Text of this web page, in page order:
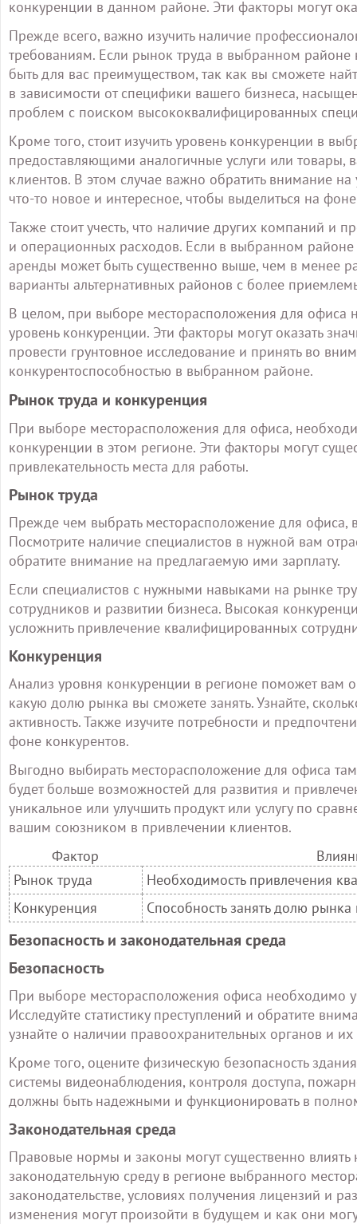
конкуренции в данном районе. Эти факторы могут
Прежде всего, важно изучить наличие
требованиям. Если рынок труда в выбранном
быть для вас преимуществом, так как вы сможете
в зависимости от специфики вашего бизнеса,
проблем с поиском высококвалифицированных
Кроме того, стоит изучить уровень конкуренции в
предоставляющими аналогичные услуги или товары,
клиентов. В этом случае важно обратить внимание
что-то новое и интересное, чтобы выделиться на
Также стоит учесть, что наличие других компаний и
и операционных расходов. Если в выбранном
аренды может быть существенно выше, чем в менее
варианты альтернативных районов с более
В целом, при выборе месторасположения для офиса
уровень конкуренции. Эти факторы могут оказать
провести грунтовное исследование и принять во
конкурентоспособностью в выбранном районе.
Рынок труда и конкуренция
При выборе месторасположения для офиса,
конкуренции в этом регионе. Эти факторы могут
привлекательность места для работы.
Рынок труда
Прежде чем выбрать месторасположение для офиса,
Посмотрите наличие специалистов в нужной вам
обратите внимание на предлагаемую ими зарплату.
Если специалистов с нужными навыками на рынке
сотрудников и развитии бизнеса. Высокая
усложнить привлечение квалифицированных
Конкуренция
Анализ уровня конкуренции в регионе поможет вам
какую долю рынка вы сможете занять. Узнайте,
активность. Также изучите потребности и
фоне конкурентов.
Выгодно выбирать месторасположение для офиса
будет больше возможностей для развития и
уникальное или улучшить продукт или услугу по
вашим союзником в привлечении клиентов.
Фактор
Рынок труда
Необходимость привлечения
Конкуренция
Способность занять долю
Безопасность и законодательная среда
Безопасность
При выборе месторасположения офиса необходимо
Исследуйте статистику преступлений и обратите
узнайте о наличии правоохранительных органов и
Кроме того, оцените физическую безопасность
системы видеонаблюдения, контроля доступа,
должны быть надежными и функционировать в
Законодательная среда
Правовые нормы и законы могут существенно
законодательную среду в регионе выбранного
законодательстве, условиях получения лицензий и
изменения могут произойти в будущем и как они